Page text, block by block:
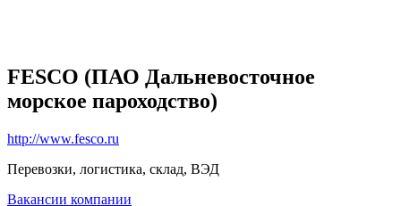
FESCO (ПАО Дальневосточное
морское пароходство)
http://www.fesco.ru
Перевозки, логистика, склад, ВЭД
Вакансии компании